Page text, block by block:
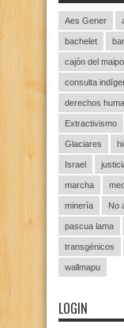
Aes Gener
bachelet
cajón del maipo
consulta
derechos
Extractivismo
Glaciares
Israel
marcha
minería No
pascua lama
transgénicos
wallmapu
LOGIN